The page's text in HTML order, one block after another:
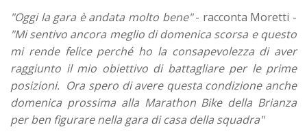
"Oggi la gara è andata molto bene"- racconta Moretti -
"Mi sentivo ancora meglio di domenica scorsa e questo
mi rende felice perché ho la consapevolezza di aver
raggiunto il mio obiettivo di battagliare per le prime
posizioni. Ora spero di avere questa condizione anche
domenica prossima alla Marathon Bike della Brianza
per ben figurare nella gara di casa della squadra"